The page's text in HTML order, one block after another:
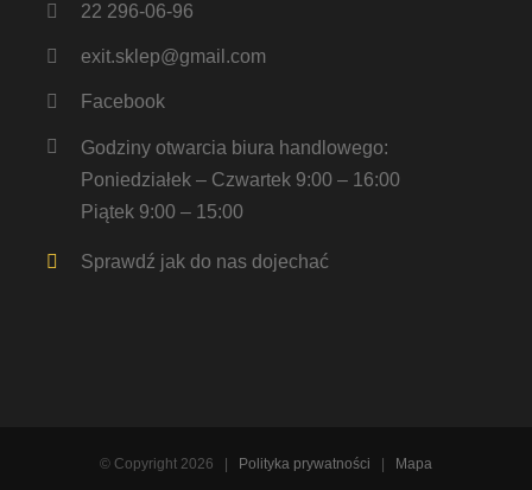
22 296-06-96
exit.sklep@gmail.com
Facebook
Godziny otwarcia biura handlowego:
Poniedziałek – Czwartek 9:00 – 16:00
Piątek 9:00 – 15:00
Sprawdź jak do nas dojechać
© Copyright 2026 | Polityka prywatności | Mapa